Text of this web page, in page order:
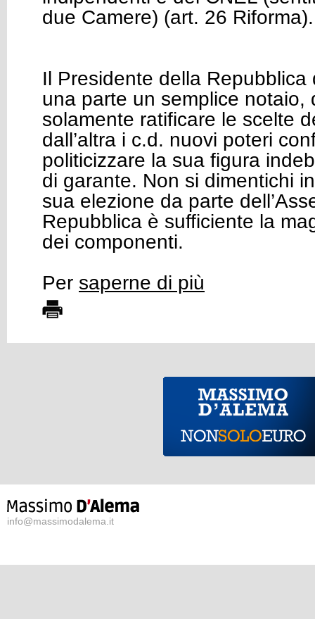
due Camere) (art. 26 Riforma).
Il Presidente della
una parte un semplice notaio,
solamente ratificare le scelte
dall’altra i c.d. nuovi poteri
politicizzare la sua figura
di garante. Non si dimentichi
sua elezione da parte
Repubblica è sufficiente la
dei componenti.
Per saperne di più
info@massimodalema.it